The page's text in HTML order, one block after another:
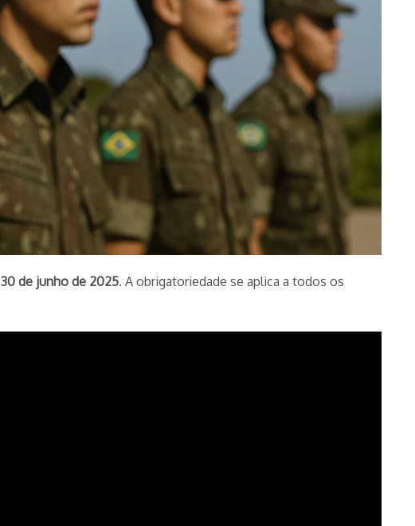
30 de junho de 2025. A obrigatoriedade se aplica a todos os